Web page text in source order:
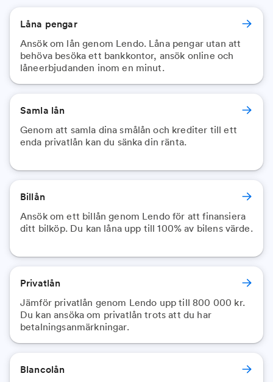
Låna pengar
Ansök om lån genom Lendo. Låna pengar utan att
behöva besöka ett bankkontor, ansök online och
låneerbjudanden inom en minut.
Samla lån
Genom att samla dina smålån och krediter till ett
enda privatlån kan du sänka din ränta.
Billån
Ansök om ett billån genom Lendo för att finansiera
ditt bilköp. Du kan låna upp till 100% av bilens värde.
Privatlån
Jämför privatlån genom Lendo upp till 800 000 kr.
Du kan ansöka om privatlån trots att du har
betalningsanmärkningar.
Blancolån